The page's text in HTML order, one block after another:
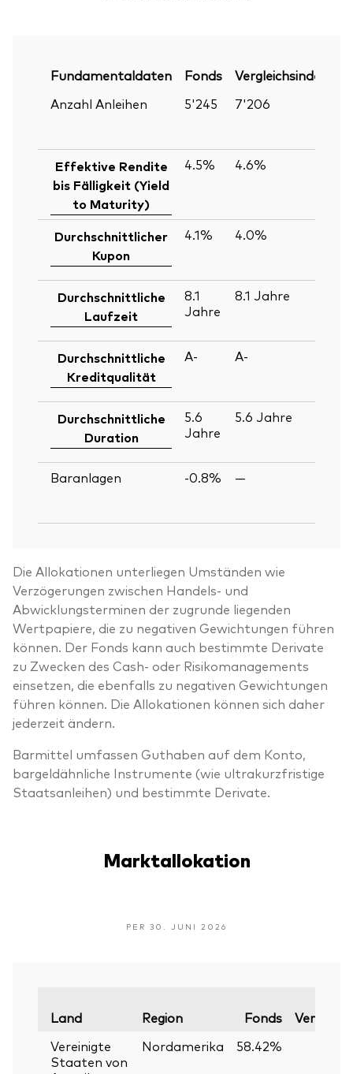
Fundamentaldaten Fonds Vergleichsindex
Anzahl Anleihen
5'245 7'206
Effektive Rendite
bis Fälligkeit (Yield
to Maturity)
4.5% 4.6%
Durchschnittlicher
Kupon
4.1% 4.0%
Durchschnittliche
Laufzeit
8.1
Jahre
8.1 Jahre
Durchschnittliche
Kreditqualität
A- A-
Durchschnittliche
Duration
5.6
Jahre
5.6 Jahre
Baranlagen
-0.8% —
Die Allokationen unterliegen Umständen wie
Verzögerungen zwischen Handels- und
Abwicklungsterminen der zugrunde liegenden
Wertpapiere, die zu negativen Gewichtungen führen
können. Der Fonds kann auch bestimmte Derivate
zu Zwecken des Cash- oder Risikomanagements
einsetzen, die ebenfalls zu negativen Gewichtungen
führen können. Die Allokationen können sich daher
jederzeit ändern.
Barmittel umfassen Guthaben auf dem Konto,
bargeldähnliche Instrumente (wie ultrakurzfristige
Staatsanleihen) und bestimmte Derivate.
Marktallokation
PER 30. JUNI 2026
Land Region Fonds
Vereinigte
Staaten von
Nordamerika 58.42%